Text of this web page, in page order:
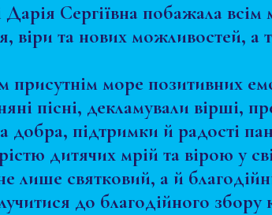
Дарія Сергіївна побажала
віри та нових можливостей,
присутнім море позитивних
пісні, декламували вірші,
підтримки й радості
дитячих мрій та вірою у
лише святковий, а й
до благодійного